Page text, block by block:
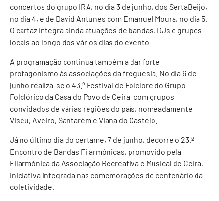
concertos do grupo IRA, no dia 3 de junho, dos SertaBeijo,
no dia 4, e de David Antunes com Emanuel Moura, no dia 5.
O cartaz integra ainda atuações de bandas, DJs e grupos
locais ao longo dos vários dias do evento.
A programação continua também a dar forte
protagonismo às associações da freguesia. No dia 6 de
junho realiza-se o 43.º Festival de Folclore do Grupo
Folclórico da Casa do Povo de Ceira, com grupos
convidados de várias regiões do país, nomeadamente
Viseu, Aveiro, Santarém e Viana do Castelo.
Já no último dia do certame, 7 de junho, decorre o 23.º
Encontro de Bandas Filarmónicas, promovido pela
Filarmónica da Associação Recreativa e Musical de Ceira,
iniciativa integrada nas comemorações do centenário da
coletividade.